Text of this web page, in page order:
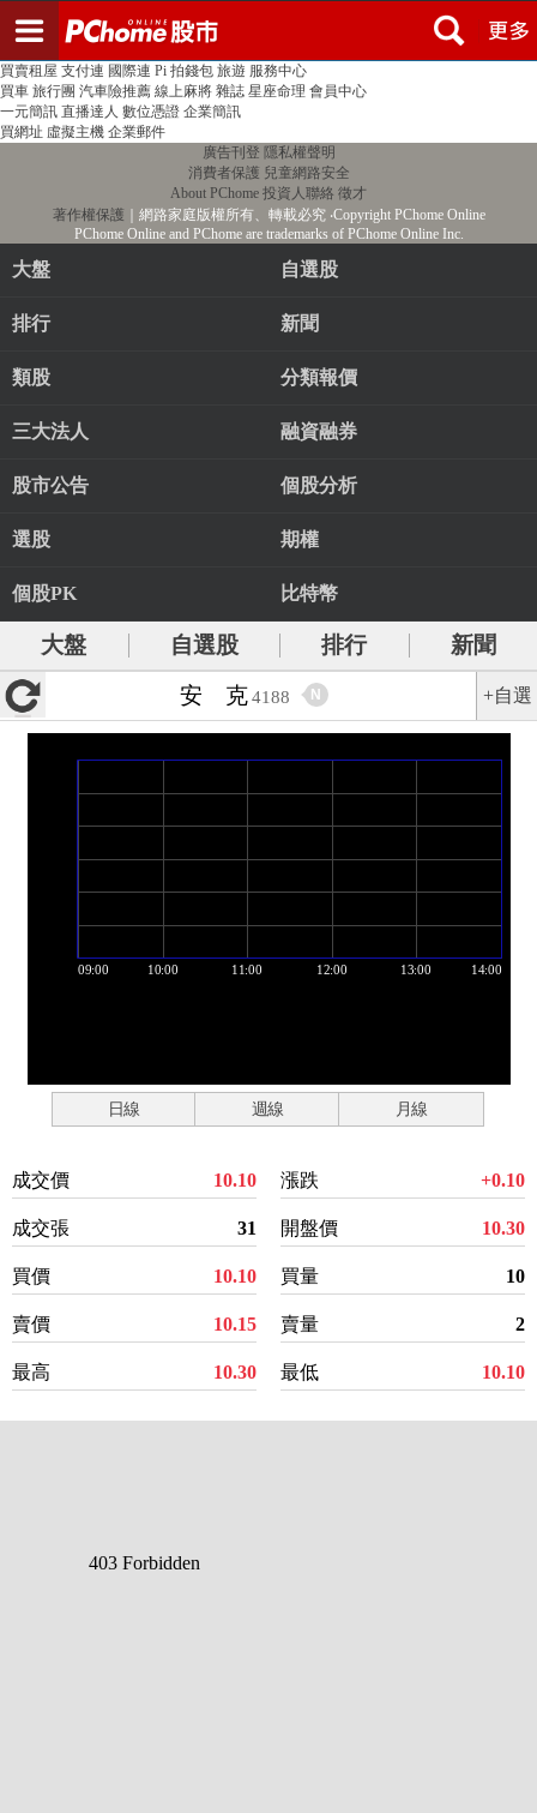
PChome首頁 線上購物 24h購物 書店
買賣租屋 支付連 國際連 Pi 拍錢包 旅遊 服務中心
買車 旅行團 汽車險推薦 線上麻將 雜誌 星座命理 會員中心
一元簡訊 直播達人 數位憑證 企業簡訊
買網址 虛擬主機 企業郵件
廣告刊登 隱私權聲明
消費者保護 兒童網路安全
About PChome 投資人聯絡 徵才
著作權保護 ｜網路家庭版權所有、轉載必究‧Copyright PChome Online
PChome Online and PChome are trademarks of PChome Online Inc.
大盤 自選股
排行 新聞
類股 分類報價
三大法人 融資融券
股市公告 個股分析
選股 期權
個股PK 比特幣
大盤 自選股 排行
新聞
安 克 4188 N +自選
日線 週線 月線
成交價 10.10
成交張 31
買價 10.10
賣價 10.15
最高 10.30
漲跌 +0.10
開盤價 10.30
買量 10
賣量 2
最低 10.10